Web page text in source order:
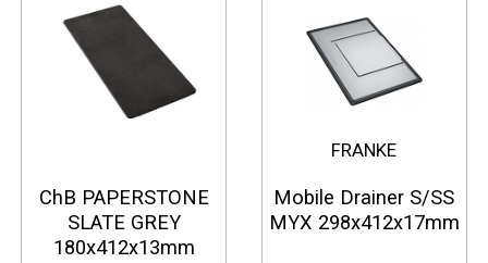
FRANKE
Mobile Drainer S/SS
MYX 298x412x17mm
ChB PAPERSTONE
SLATE GREY
180x412x13mm